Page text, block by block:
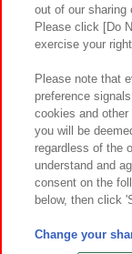
プライバシーポリ
お取引先
カスタマーハラス
out of our sharing
Please click [Do
exercise your
Please note that
preference
cookies and
you will be
regardless of the
understand and
consent on the
below, then click
Change your